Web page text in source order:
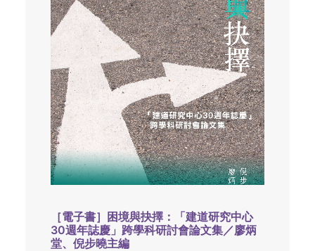
［電子書］困境與抉擇：「建道研究中心
30週年誌慶」跨學科研討會論文集／廖炳
堂、倪步曉主編